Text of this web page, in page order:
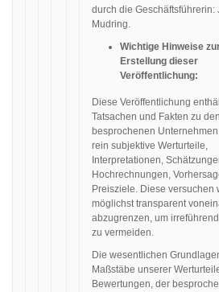
durch die Geschäftsführerin:
Mudring.
Wichtige Hinweise
Erstellung dieser
Veröffentlichung:
Diese Veröffentlichung
Tatsachen und Fakten zu den
besprochenen
rein subjektive Werturteile,
Interpretationen,
Hochrechnungen,
Preisziele. Diese versuchen
möglichst transparent
abzugrenzen, um
zu vermeiden.
Die wesentlichen
Maßstäbe unserer
Bewertungen, der